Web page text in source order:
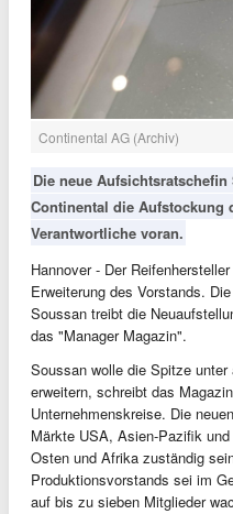
Continental AG (Archiv)
Die neue
Continental die Aufstockung
Verantwortliche voran.
Hannover - Der
Erweiterung des Vorstands.
Soussan treibt die
das "Manager Magazin".
Soussan wolle die Spitze
erweitern, schreibt das
Unternehmenskreise. Die
Märkte USA, Asien-Pazifik
Osten und Afrika zuständig
Produktionsvorstands sei im
auf bis zu sieben Mitglieder